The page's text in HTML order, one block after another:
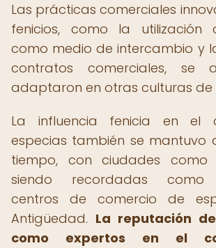
Las prácticas comerciales
fenicios, como la utilización
como medio de intercambio y
contratos comerciales, se
adaptaron en otras culturas de
La influencia fenicia en el
especias también se mantuvo
tiempo, con ciudades como
siendo recordadas como
centros de comercio de
Antigüedad. La reputación
como expertos en el